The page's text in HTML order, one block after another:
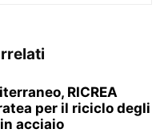
RICREA
per il riciclo degli
acciaio